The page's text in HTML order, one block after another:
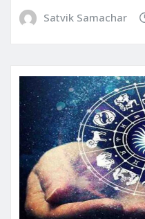
Satvik Samachar